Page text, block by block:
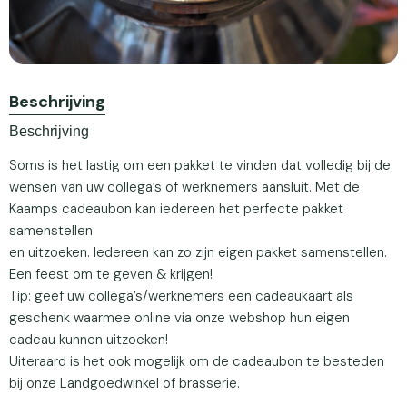
Beschrijving
Beschrijving
Soms is het lastig om een pakket te vinden dat volledig bij de
wensen van uw collega’s of werknemers aansluit. Met de
Kaamps cadeaubon kan iedereen het perfecte pakket
samenstellen
en uitzoeken. Iedereen kan zo zijn eigen pakket samenstellen.
Een feest om te geven & krijgen!
Tip: geef uw collega’s/werknemers een cadeaukaart als
geschenk waarmee online via onze webshop hun eigen
cadeau kunnen uitzoeken!
Uiteraard is het ook mogelijk om de cadeaubon te besteden
bij onze Landgoedwinkel of brasserie.